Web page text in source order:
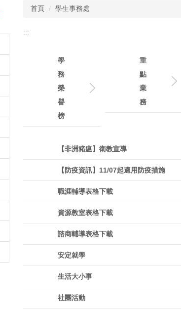
首頁 學生事務處
:::
學
務
榮
譽
榜
重
點
業
務
【非洲豬瘟】衛教宣導
【防疫資訊】11/07起適用防疫措施
職涯輔導表格下載
資源教室表格下載
諮商輔導表格下載
安定就學
生活大小事
社團活動